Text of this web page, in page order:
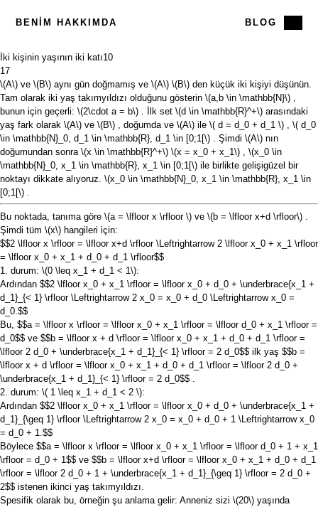
BENIM HAKKIMDA BLOG
İki kişinin yaşının iki katı10
17
\(A\) ve \(B\) aynı gün doğmamış ve \(A\) \(B\) den küçük iki kişiyi düşünün.
Tam olarak iki yaş takımyıldızı olduğunu gösterin \(a,b \in \mathbb{N}\)
bunun için geçerli: \(2\cdot a = b\) . İlk set \(d \in \mathbb{R}^+\) arasındaki
yaş fark olarak \(A\) ve \(B\) , doğumda ve \(A\) ile \( d = d_0 + d_1 \)
\( d_0
\in \mathbb{N}_0, d_1 \in \mathbb{R}, d_1 \in [0;1[\) . Şimdi \(A\) nın
doğumundan sonra \(x \in \mathbb{R}^+\) \(x = x_0 + x_1\)
\(x_0 \in
\mathbb{N}_0, x_1 \in \mathbb{R}, x_1 \in [0;1[\) ile birlikte gelişigüzel bir
noktayı dikkate alıyoruz. \(x_0 \in \mathbb{N}_0, x_1 \in \mathbb{R}, x_1 \in
[0;1[\)
Bu noktada, tanıma göre \(a = \lfloor x \rfloor \) ve \(b = \lfloor x+d \rfloor\)
Şimdi tüm \(x\) hangileri için:
$$2 \lfloor x \rfloor = \lfloor x+d \rfloor \Leftrightarrow 2 \lfloor x_0 + x_1 \rfloor
= \lfloor x_0 + x_1 + d_0 + d_1 \rfloor$$
1. durum: \(0 \leq x_1 + d_1 < 1\):
Ardından $$2 \lfloor x_0 + x_1 \rfloor = \lfloor x_0 + d_0 + \underbrace{x_1 +
d_1}_{< 1} \rfloor \Leftrightarrow 2 x_0 = x_0 + d_0 \Leftrightarrow x_0 =
d_0.$$
Bu, $$a = \lfloor x \rfloor = \lfloor x_0 + x_1 \rfloor = \lfloor d_0 + x_1 \rfloor =
d_0$$ ve $$b = \lfloor x + d \rfloor = \lfloor x_0 + x_1 + d_0 + d_1 \rfloor =
\lfloor 2 d_0 + \underbrace{x_1 + d_1}_{< 1} \rfloor = 2 d_0$$ ilk yaş $$b =
\lfloor x + d \rfloor = \lfloor x_0 + x_1 + d_0 + d_1 \rfloor = \lfloor 2 d_0 +
\underbrace{x_1 + d_1}_{< 1} \rfloor = 2 d_0$$
2. durum: \( 1 \leq x_1 + d_1 < 2 \):
Ardından $$2 \lfloor x_0 + x_1 \rfloor = \lfloor x_0 + d_0 + \underbrace{x_1 +
d_1}_{\geq 1} \rfloor \Leftrightarrow 2 x_0 = x_0 + d_0 + 1 \Leftrightarrow x_0
= d_0 + 1.$$
Böylece $$a = \lfloor x \rfloor = \lfloor x_0 + x_1 \rfloor = \lfloor d_0 + 1 + x_1
\rfloor = d_0 + 1$$ ve $$b = \lfloor x+d \rfloor = \lfloor x_0 + x_1 + d_0 + d_1
\rfloor = \lfloor 2 d_0 + 1 + \underbrace{x_1 + d_1}_{\geq 1} \rfloor = 2 d_0 +
2$$ istenen ikinci yaş takımyıldızı.
Spesifik olarak bu, örneğin şu anlama gelir: Anneniz sizi \(20\) yaşında